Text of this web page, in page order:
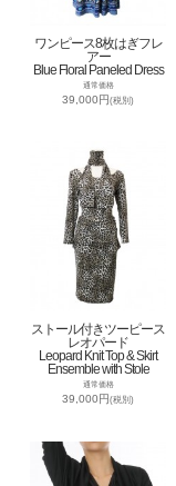
ワンピース8枚はぎフレ
アー
Blue Floral Paneled Dress
通常価格
39,000円(税別)
ストール付きツーピース
レオパード
Leopard Knit Top & Skirt
Ensemble with Stole
通常価格
39,000円(税別)